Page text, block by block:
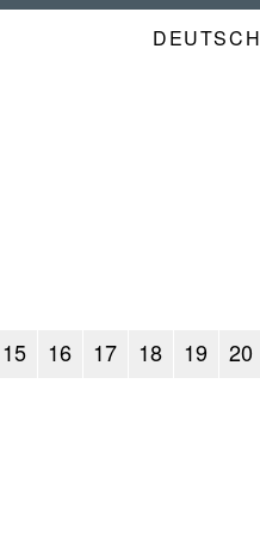
DEUTSCH
15 16 17 18 19 20